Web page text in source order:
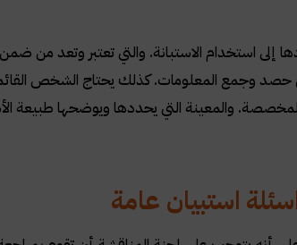
إلى استخدام الاستبانة. والتي تعتبر وتعد من
حصد وجمع المعلومات. كذلك يحتاج الشخص
والمعينة التي يحددها ويوضحها طبيعة
استبيان عامة